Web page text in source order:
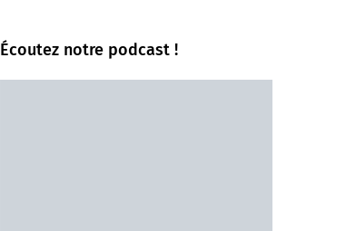
Écoutez notre podcast !